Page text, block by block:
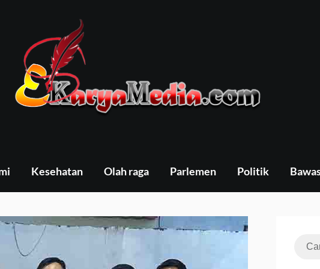
Kesehatan Olah raga Parlemen Politik
Cari